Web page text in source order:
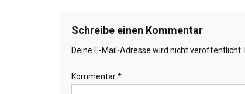
Schreibe einen Kommentar
Deine E-Mail-Adresse wird nicht veröffentlicht.
Kommentar*